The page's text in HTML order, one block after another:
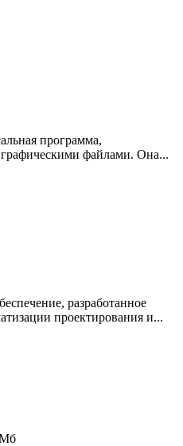
программа,
графическими файлами. Она...
разработанное
проектирования и...